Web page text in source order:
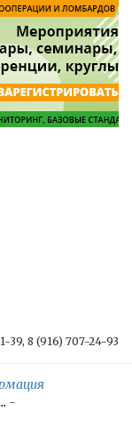
39, 8 (916) 707-24-93
-